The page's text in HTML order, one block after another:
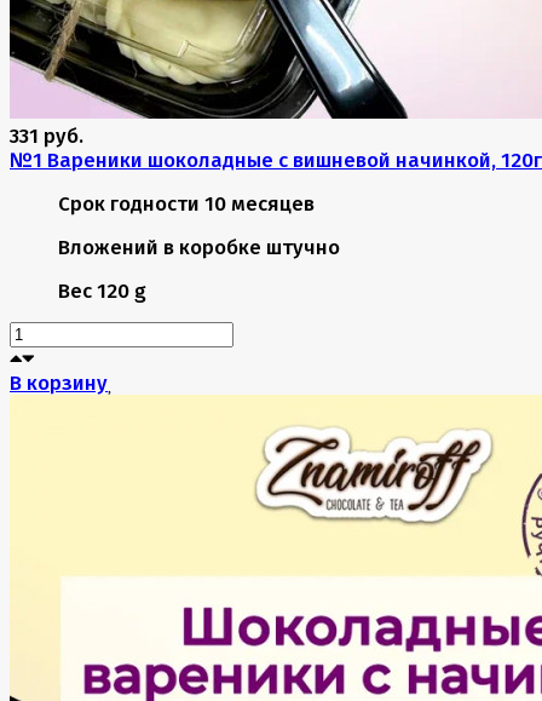
331 руб.
№1 Вареники шоколадные с вишневой начинкой, 120г
Срок годности 10 месяцев
Вложений в коробке штучно
Вес 120 g
В корзину